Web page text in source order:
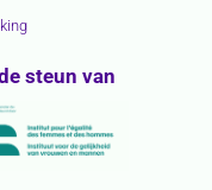
steun van